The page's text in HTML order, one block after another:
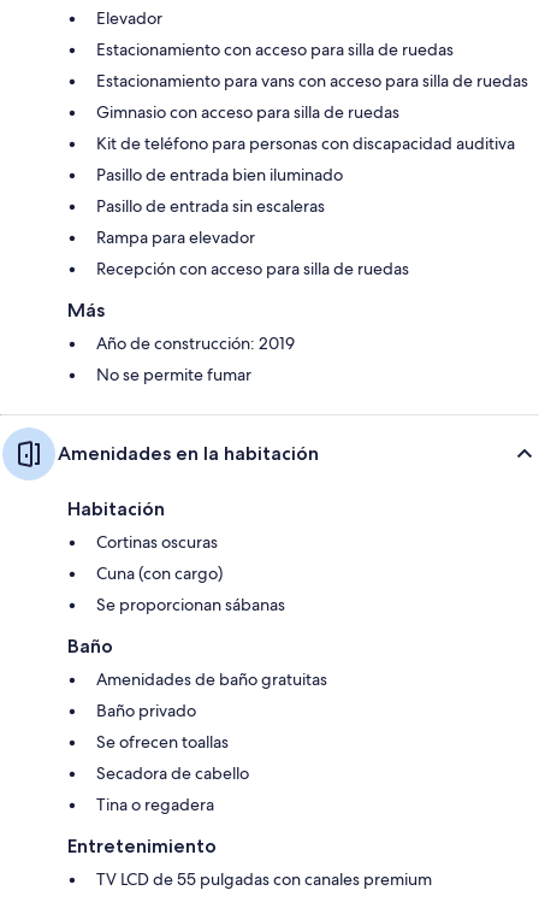
Elevador
Estacionamiento con acceso para silla de ruedas
Estacionamiento para vans con acceso para silla de ruedas
Gimnasio con acceso para silla de ruedas
Kit de teléfono para personas con discapacidad auditiva
Pasillo de entrada bien iluminado
Pasillo de entrada sin escaleras
Rampa para elevador
Recepción con acceso para silla de ruedas
Más
Año de construcción: 2019
No se permite fumar
Amenidades en la habitación
Habitación
Cortinas oscuras
Cuna (con cargo)
Se proporcionan sábanas
Baño
Amenidades de baño gratuitas
Baño privado
Se ofrecen toallas
Secadora de cabello
Tina o regadera
Entretenimiento
TV LCD de 55 pulgadas con canales premium